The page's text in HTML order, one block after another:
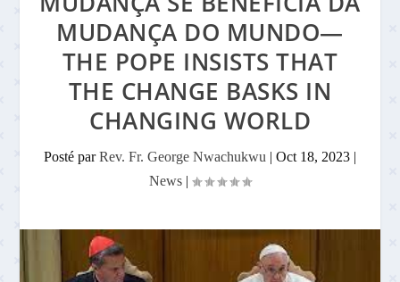
MUDANÇA DO MUNDO—
THE POPE INSISTS THAT
THE CHANGE BASKS IN
CHANGING WORLD
Posté parRev. Fr. George Nwachukwu | Oct 18, 2023 |
News |